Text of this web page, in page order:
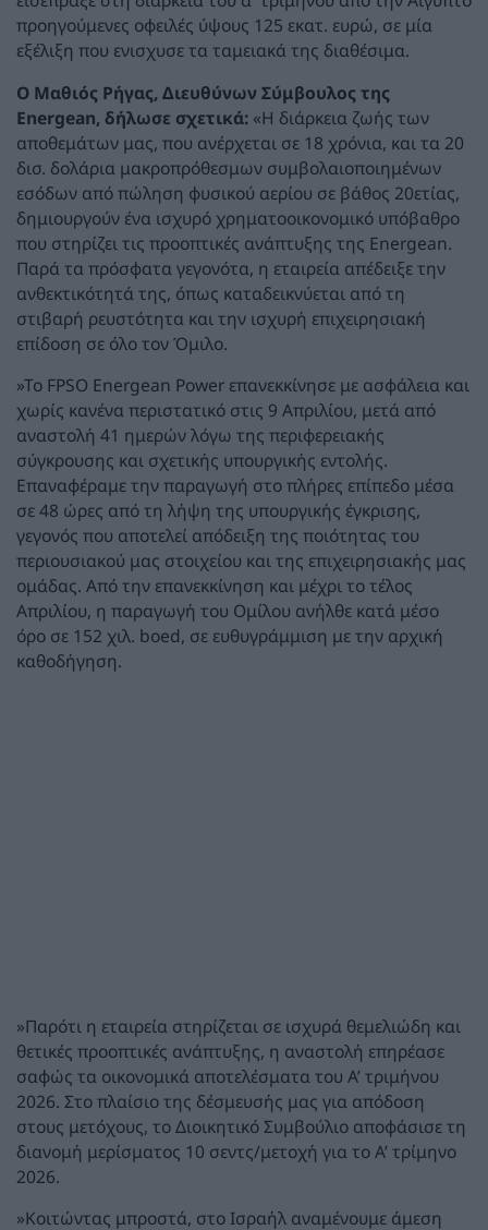
προηγούμενες οφειλές ύψους 125 εκατ. ευρώ, σε μία
εξέλιξη που ενισχυσε τα ταμειακά της διαθέσιμα.
Ο Μαθιός Ρήγας, Διευθύνων Σύμβουλος της
Energean, δήλωσε σχετικά: «Η διάρκεια ζωής των
αποθεμάτων μας, που ανέρχεται σε 18 χρόνια, και τα 20
δισ. δολάρια μακροπρόθεσμων συμβολαιοποιημένων
εσόδων από πώληση φυσικού αερίου σε βάθος 20ετίας,
δημιουργούν ένα ισχυρό χρηματοοικονομικό υπόβαθρο
που στηρίζει τις προοπτικές ανάπτυξης της Energean.
Παρά τα πρόσφατα γεγονότα, η εταιρεία απέδειξε την
ανθεκτικότητά της, όπως καταδεικνύεται από τη
στιβαρή ρευστότητα και την ισχυρή επιχειρησιακή
επίδοση σε όλο τον Όμιλο.
»Το FPSO Energean Power επανεκκίνησε με ασφάλεια και
χωρίς κανένα περιστατικό στις 9 Απριλίου, μετά από
αναστολή 41 ημερών λόγω της περιφερειακής
σύγκρουσης και σχετικής υπουργικής εντολής.
Επαναφέραμε την παραγωγή στο πλήρες επίπεδο μέσα
σε 48 ώρες από τη λήψη της υπουργικής έγκρισης,
γεγονός που αποτελεί απόδειξη της ποιότητας του
περιουσιακού μας στοιχείου και της επιχειρησιακής μας
ομάδας. Από την επανεκκίνηση και μέχρι το τέλος
Απριλίου, η παραγωγή του Ομίλου ανήλθε κατά μέσο
όρο σε 152 χιλ. boed, σε ευθυγράμμιση με την αρχική
καθοδήγηση.
»Παρότι η εταιρεία στηρίζεται σε ισχυρά θεμελιώδη και
θετικές προοπτικές ανάπτυξης, η αναστολή επηρέασε
σαφώς τα οικονομικά αποτελέσματα του Α’ τριμήνου
2026. Στο πλαίσιο της δέσμευσής μας για απόδοση
στους μετόχους, το Διοικητικό Συμβούλιο αποφάσισε τη
διανομή μερίσματος 10 σεντς/μετοχή για το Α’ τρίμηνο
2026.
»Κοιτώντας μπροστά, στο Ισραήλ αναμένουμε άμεση